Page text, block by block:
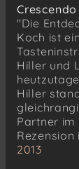
"Die
Koch ist
Hiller und
Hiller
Partner im
Rezension
2013